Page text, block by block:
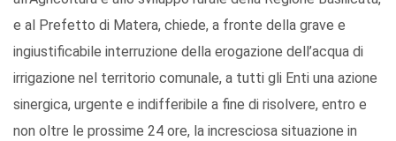
e al Prefetto di Matera, chiede, a fronte della grave e
ingiustificabile interruzione della erogazione dell’acqua di
irrigazione nel territorio comunale, a tutti gli Enti una azione
sinergica, urgente e indifferibile a fine di risolvere, entro e
non oltre le prossime 24 ore, la incresciosa situazione in